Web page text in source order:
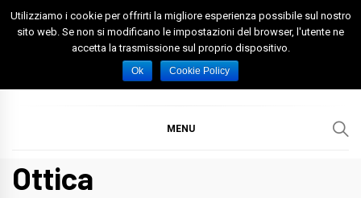
Skip
Spazio Foggia
Foggia News Calcio Eventi e Attività nella Capitanata
MENU
Ottica
Utilizziamo i cookie per offrirti la migliore esperienza possibile sul nostro
sito web. Se non si modificano le impostazioni del browser, l'utente ne
accetta la trasmissione sul proprio dispositivo.
Ok Cookie Policy